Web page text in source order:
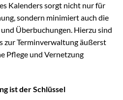
Kalenders sorgt nicht nur für
sondern minimiert auch die
Überbuchungen. Hierzu sind
zur Terminverwaltung äußerst
Pflege und Vernetzung
ist der Schlüssel